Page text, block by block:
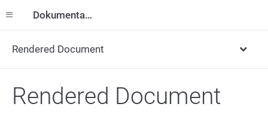
Dokumentation
Rendered Document
Rendered Document